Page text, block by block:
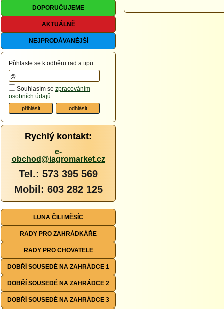
DOPORUČUJEME
AKTUÁLNĚ
NEJPRODÁVANĚJŠÍ
Přihlaste se k odběru rad a tipů
Souhlasím se zpracováním
osobních údajů
Rychlý kontakt:
e-
obchod@iagromarket.cz
Tel.: 573 395 569
Mobil: 603 282 125
LUNA ČILI MĚSÍC
RADY PRO ZAHRÁDKÁŘE
RADY PRO CHOVATELE
DOBŘÍ SOUSEDÉ NA ZAHRÁDCE 1
DOBŘÍ SOUSEDÉ NA ZAHRÁDCE 2
DOBŘÍ SOUSEDÉ NA ZAHRÁDCE 3